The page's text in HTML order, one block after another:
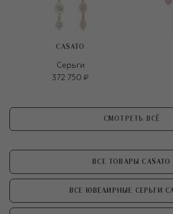
CASATO
Серьги
372 750 ₽
СМОТРЕТЬ ВСЁ
ВСЕ ТОВАРЫ CASATO
ВСЕ ЮВЕЛИРНЫЕ СЕРЬГИ